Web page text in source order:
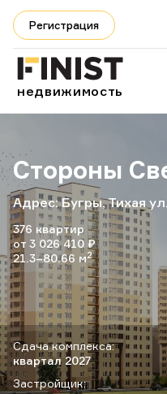
Регистрация
недвижимость
Стороны
Адрес: Бугры, Тихая
376 квартир
от 3 026 410 ₽
21.3–80.66 м2
Сдача комплекса:
квартал 2027
Застройщик: